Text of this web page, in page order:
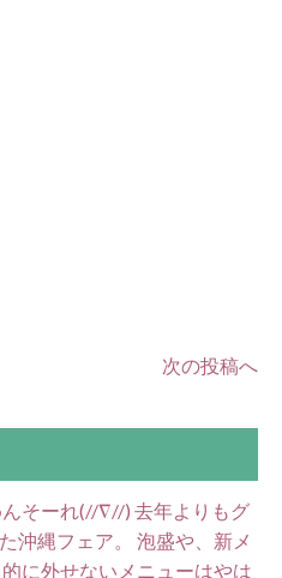
次の投稿へ
そーれ(//∇//) 去年よりもグ
沖縄フェア。 泡盛や、新メ
に外せないメニューはやは